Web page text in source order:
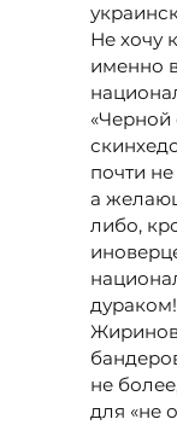
Не хочу
именно
«Черной
почти
а
либо,
не
для «не